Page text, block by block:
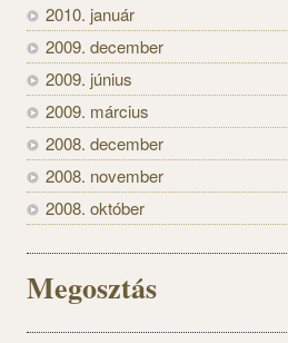
2010. január
2009. december
2009. június
2009. március
2008. december
2008. november
2008. október
Megosztás